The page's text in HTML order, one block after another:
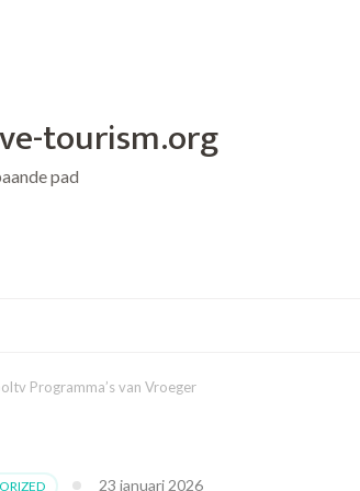
tourism.org
pad
Programma’s van Vroeger
23 januari 2026